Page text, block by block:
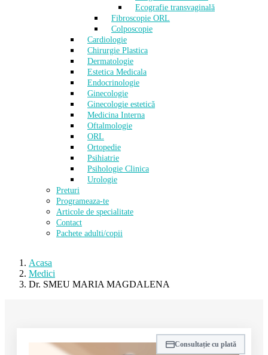
Ecografie transvaginală
Fibroscopie ORL
Colposcopie
Cardiologie
Chirurgie Plastica
Dermatologie
Estetica Medicala
Endocrinologie
Ginecologie
Ginecologie estetică
Medicina Interna
Oftalmologie
ORL
Ortopedie
Psihiatrie
Psihologie Clinica
Urologie
Preturi
Programeaza-te
Articole de specialitate
Contact
Pachete adulti/copii
Acasa
Medici
Dr. SMEU MARIA MAGDALENA
Consultație cu plată